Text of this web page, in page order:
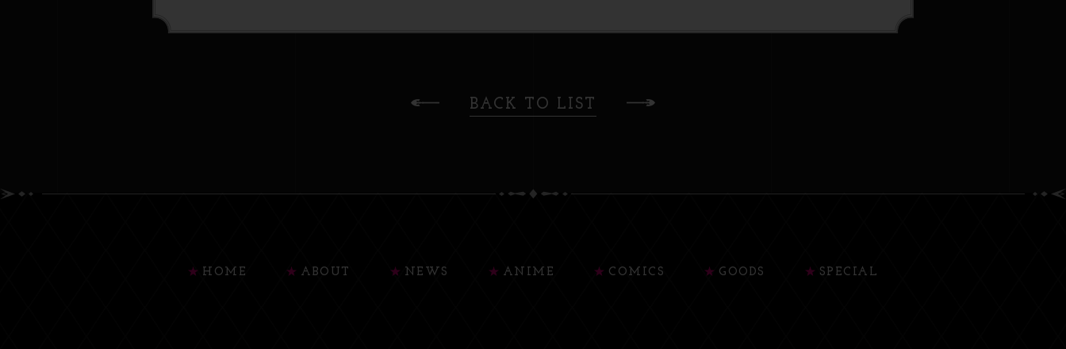
BACK TO LIST
HOME ABOUT NEWS ANIME COMICS GOODS SPECIAL